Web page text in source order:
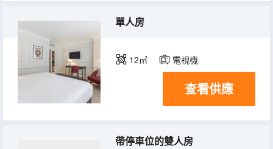
單人房
12㎡ 電視機
查看供應
帶停車位的雙人房